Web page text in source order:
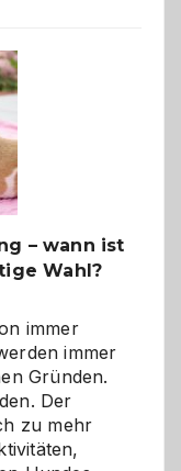
– wann ist
Wahl?
immer
immer
Gründen.
Der
zu mehr